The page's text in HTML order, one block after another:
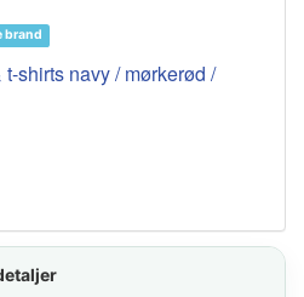
brand
shirts navy / mørkerød /